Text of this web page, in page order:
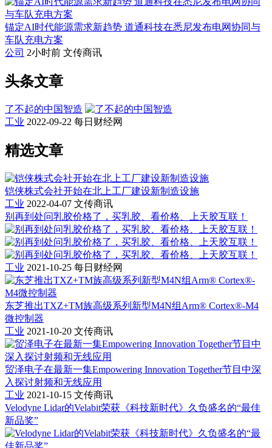
锚定AI时代能源需求新趋势 道通科技在悉尼发布电网协同与
车队充电方案
公司 2小时前 文传商讯
头条文章
了不起的中国智造
工业 2022-09-22 每日财经网
精选文章
铠侠株式会社开始在北上工厂建设新制造设施
工业 2022-04-07 文传商讯
别再到处问乳胶价格了，买乳胶、看价格、上天胶互联！
工业 2021-10-25 每日财经网
东芝推出TXZ+TM族高级系列新型M4N组Arm® Cortex®-M4
微控制器
工业 2021-10-20 文传商讯
贸泽电子在最新一集Empowering Innovation Together节目中深
入探讨射频和无线应用
工业 2021-10-15 文传商讯
Velodyne Lidar的Velabit荣获《科技新时代》久负盛名的“最佳
新品奖”